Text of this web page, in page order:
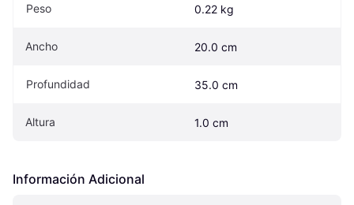
Peso 0.22 kg
Ancho 20.0 cm
Profundidad 35.0 cm
Altura 1.0 cm
Información Adicional